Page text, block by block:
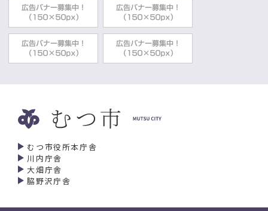
むつ市役所本庁舎
川内庁舎
大畑庁舎
脇野沢庁舎